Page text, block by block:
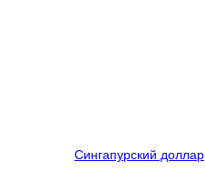
Сингапурский доллар